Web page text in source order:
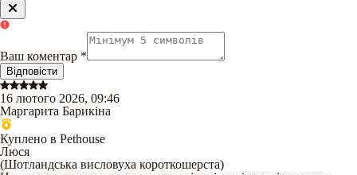
Ваш коментар *
Відповісти
16 лютого 2026, 09:46
Маргарита Барикіна
Куплено в Pethouse
Люся
(Шотландська висловуха короткошерста)